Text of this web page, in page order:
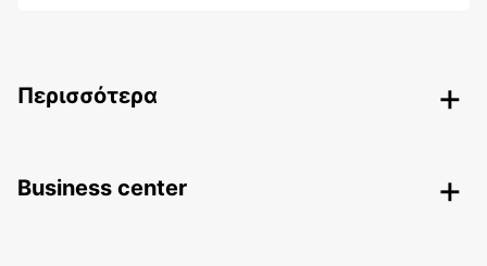
Περισσότερα
Business center